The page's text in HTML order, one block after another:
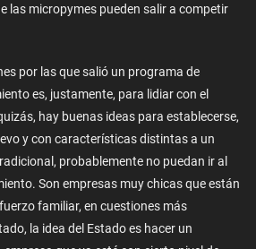
las micropymes pueden salir a competir
por las que salió un programa de
es, justamente, para lidiar con el
hay buenas ideas para establecerse,
y con características distintas a un
probablemente no puedan ir al
Son empresas muy chicas que están
familiar, en cuestiones más
la idea del Estado es hacer un